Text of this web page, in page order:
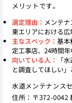
メリットです。
選定理由： メンテ
東エリアにおける広
主なスペック： 基本
定工事店、24時間年
向いている人：
「
と調査してほしい」
水道メンテナンス
住所：〒372-0042